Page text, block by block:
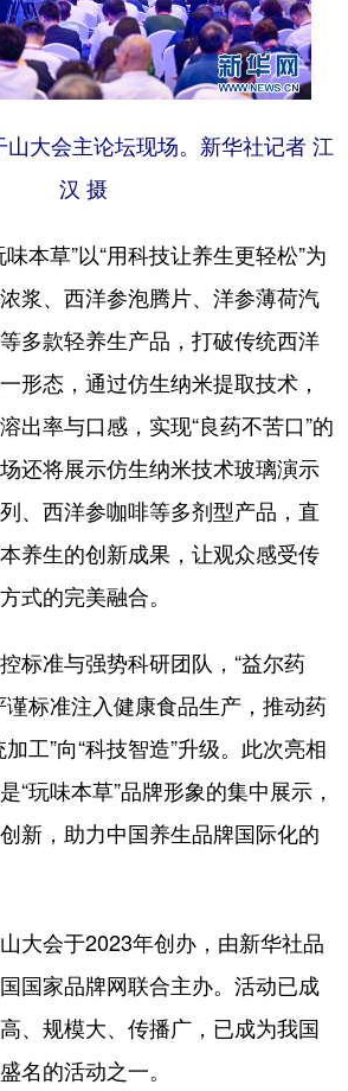
大会主论坛现场。新华社记者 江
汉 摄
草”以“用科技让养生更轻松”为
浆、西洋参泡腾片、洋参薄荷汽
多款轻养生产品，打破传统西洋
形态，通过仿生纳米提取技术，
出率与口感，实现“良药不苦口”的
还将展示仿生纳米技术玻璃演示
、西洋参咖啡等多剂型产品，直
养生的创新成果，让观众感受传
式的完美融合。
准与强势科研团队，“益尔药
谨标准注入健康食品生产，推动药
工”向“科技智造”升级。此次亮相
“玩味本草”品牌形象的集中展示，
新，助力中国养生品牌国际化的
会于2023年创办，由新华社品
国家品牌网联合主办。活动已成
、规模大、传播广，已成为我国
名的活动之一。